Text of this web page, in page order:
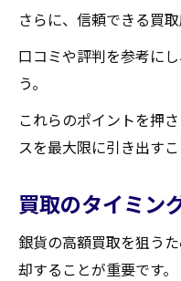
さらに、信頼できる買
口コミや評判を参考に
う。
これらのポイントを押
スを最大限に引き出すこ
買取のタイミン
銀貨の高額買取を狙う
却することが重要です。